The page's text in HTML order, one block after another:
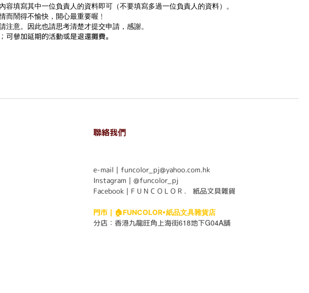
填寫其中一位負責人的資料即可（不要填寫多過一位負責人的資料）。
鬧得不愉快，開心最重要喔﹗
意。因此也請思考清楚才提交申請，感謝。
參加延期的活動或是退還攤費。
聯絡我們
e-mail｜funcolor_pj@yahoo.com.hk
Instagram｜ @funcolor_pj
Facebook｜ F U N C O L O R ． 紙品文具雜貨
門市｜ 🏠FUNCOLOR•紙品文具雜貨店
分店： 香港九龍旺角上海街618地下G04A舖